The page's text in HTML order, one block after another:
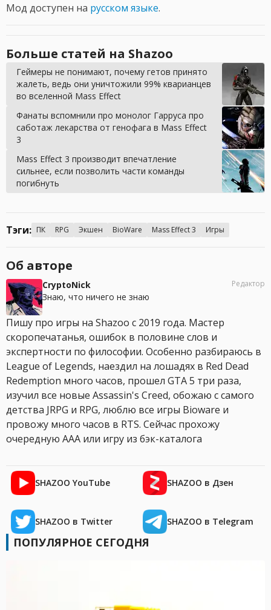
Мод доступен на русском языке.
Больше статей на Shazoo
Геймеры не понимают, почему гетов принято
жалеть, ведь они уничтожили 99% кварианцев
во вселенной Mass Effect
Фанаты вспомнили про монолог Гарруса про
саботаж лекарства от генофага в Mass Effect
3
Mass Effect 3 производит впечатление
сильнее, если позволить части команды
погибнуть
Тэги: ПК RPG Экшен BioWare Mass Effect 3 Игры
Об авторе
CryptoNick
Знаю, что ничего не знаю
Редактор
Пишу про игры на Shazoo с 2019 года. Мастер
скоропечатанья, ошибок в половине слов и
экспертности по философии. Особенно разбираюсь в
League of Legends, наездил на лошадях в Red Dead
Redemption много часов, прошел GTA 5 три раза,
изучил все новые Assassin's Creed, обожаю с самого
детства JRPG и RPG, люблю все игры Bioware и
провожу много часов в RTS. Сейчас прохожу
очередную AAA или игру из бэк-каталога
SHAZOO YouTube SHAZOO в Дзен
SHAZOO в Twitter SHAZOO в Telegram
ПОПУЛЯРНОЕ СЕГОДНЯ